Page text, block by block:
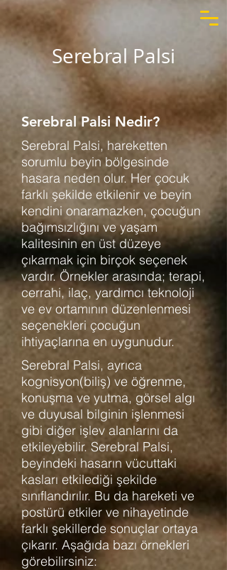
Serebral Palsi
Serebral Palsi Nedir?
Serebral Palsi, hareketten
sorumlu beyin bölgesinde
hasara neden olur. Her çocuk
farklı şekilde etkilenir ve beyin
kendini onaramazken, çocuğun
bağımsızlığını ve yaşam
kalitesinin en üst düzeye
çıkarmak için birçok seçenek
vardır. Örnekler arasında; terapi,
cerrahi, ilaç, yardımcı teknoloji
ve ev ortamının düzenlenmesi
seçenekleri çocuğun
ihtiyaçlarına en uygunudur.
Serebral Palsi, ayrıca
kognisyon(biliş) ve öğrenme,
konuşma ve yutma, görsel algı
ve duyusal bilginin işlenmesi
gibi diğer işlev alanlarını da
etkileyebilir. Serebral Palsi,
beyindeki hasarın vücuttaki
kasları etkilediği şekilde
sınıflandırılır. Bu da hareketi ve
postürü etkiler ve nihayetinde
farklı şekillerde sonuçlar ortaya
çıkarır. Aşağıda bazı örnekleri
görebilirsiniz: